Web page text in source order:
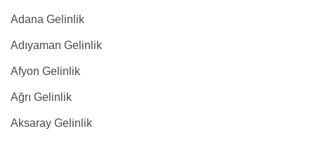
Adana Gelinlik
Adıyaman Gelinlik
Afyon Gelinlik
Ağrı Gelinlik
Aksaray Gelinlik